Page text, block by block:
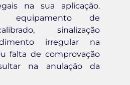
na sua aplicação.
equipamento de
sinalização
irregular na
falta de comprovação
na anulação da